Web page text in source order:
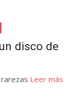
disco de
Leer más